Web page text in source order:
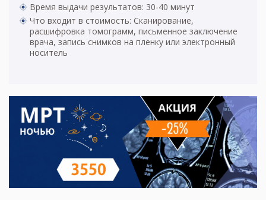
Время выдачи результатов: 30-40 минут
Что входит в стоимость: Сканирование,
расшифровка томограмм, письменное заключение
врача, запись снимков на пленку или электронный
носитель